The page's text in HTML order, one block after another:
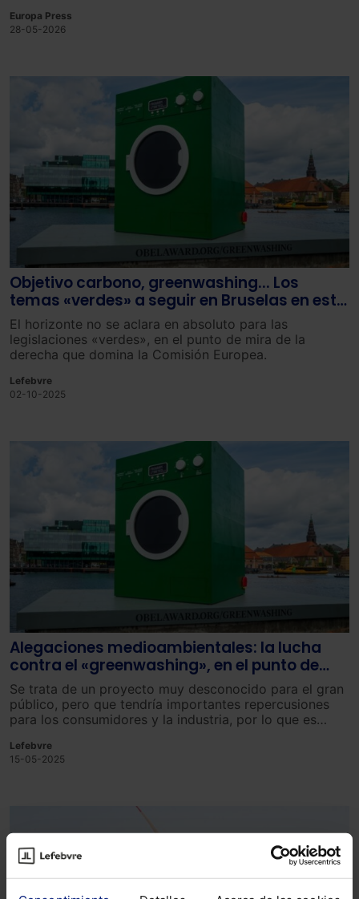
‘ecopostureo’ y facilitar información más clara sobre la
durabilidad y reparabilidad de los productos.
Europa Press
28-05-2026
Objetivo carbono, greenwashing... Los
temas «verdes» a seguir en Bruselas en este
inicio de curso
El horizonte no se aclara en absoluto para las
legislaciones «verdes», en el punto de mira de la
derecha que domina la Comisión Europea.
Lefebvre
02-10-2025
Alegaciones medioambientales: la lucha
contra el «greenwashing», en el punto de
mira de Bruselas
Se trata de un proyecto muy desconocido para el gran
público, pero que tendría importantes repercusiones
para los consumidores y la industria, por lo que es
Lefebvre
15-05-2025